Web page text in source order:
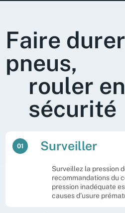
Faire
pneus,
rouler en
sécurité
01 Surveiller
Surveillez la pression
recommandations du
pression inadéquate
causes d’usure